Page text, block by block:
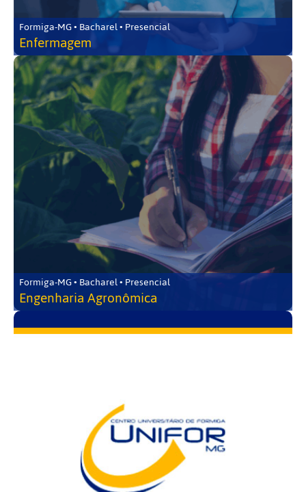
Formiga-MG • Bacharel • Presencial
Enfermagem
Formiga-MG • Bacharel • Presencial
Engenharia Agronômica